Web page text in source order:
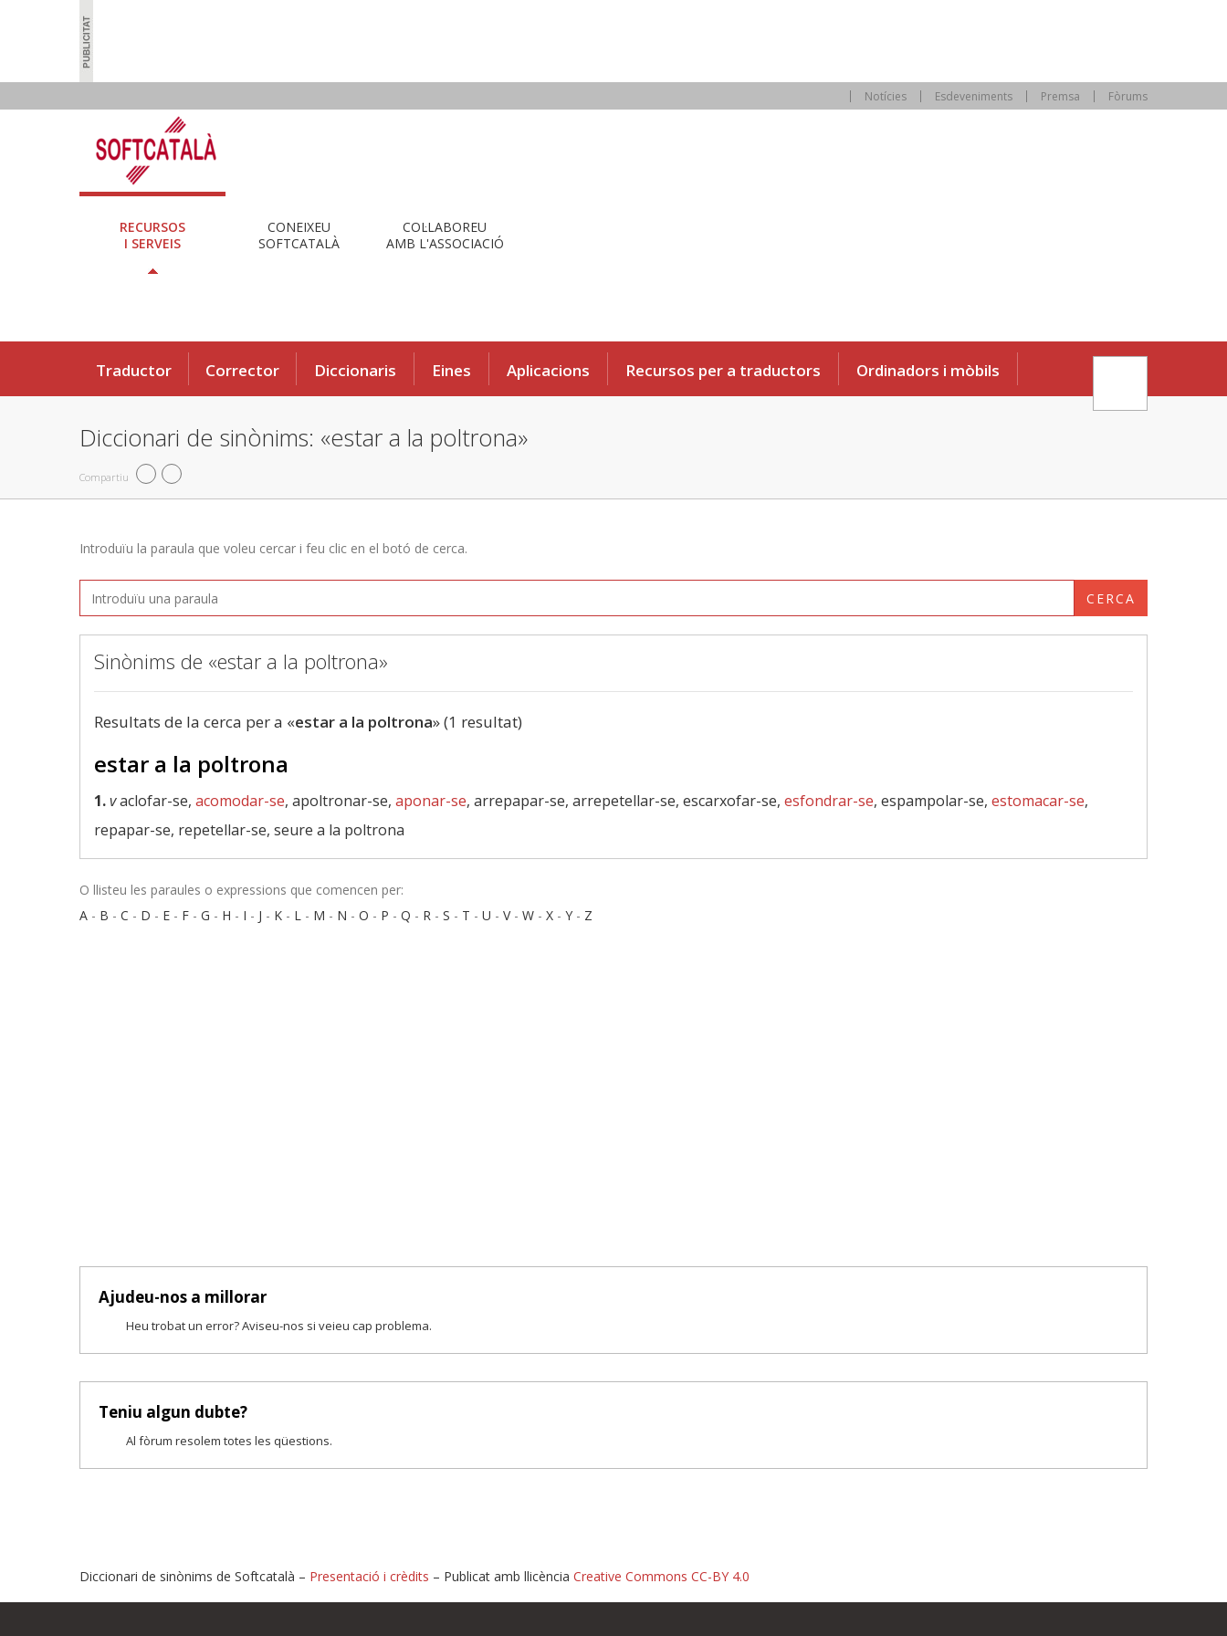
Notícies Esdeveniments Premsa Fòrums
RECURSOS
I SERVEIS
CONEIXEU
SOFTCATALÀ
COL·LABOREU
AMB L'ASSOCIACIÓ
Traductor Corrector Diccionaris Eines Aplicacions Recursos per a traductors Ordinadors i mòbils
Diccionari de sinònims: «estar a la poltrona»
Compartiu
Introduïu la paraula que voleu cercar i feu clic en el botó de cerca.
CERCA
Sinònims de «estar a la poltrona»
Resultats de la cerca per a «estar a la poltrona» (1 resultat)
estar a la poltrona
1.vaclofar-se, acomodar-se, apoltronar-se, aponar-se, arrepapar-se, arrepetellar-se, escarxofar-se, esfondrar-se, espampolar-se, estomacar-se,
repapar-se, repetellar-se, seure a la poltrona
O llisteu les paraules o expressions que comencen per:
A - B - C - D - E - F - G - H - I - J - K - L - M - N - O - P - Q - R - S - T - U - V- W - X - Y - Z
Ajudeu-nos a millorar
Heu trobat un error? Aviseu-nos si veieu cap problema.
Teniu algun dubte?
Al fòrum resolem totes les qüestions.
Diccionari de sinònims de Softcatalà – Presentació i crèdits – Publicat amb llicència Creative Commons CC-BY 4.0